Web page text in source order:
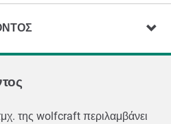
της wolfcraft περιλαμβάνει